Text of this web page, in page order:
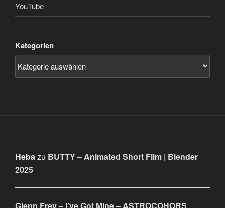
YouTube
Kategorien
Hebazu BUTTY – Animated Short Film | Blender
2025
Glenn Frey – I’ve Got Mine – ASTROCOHORS